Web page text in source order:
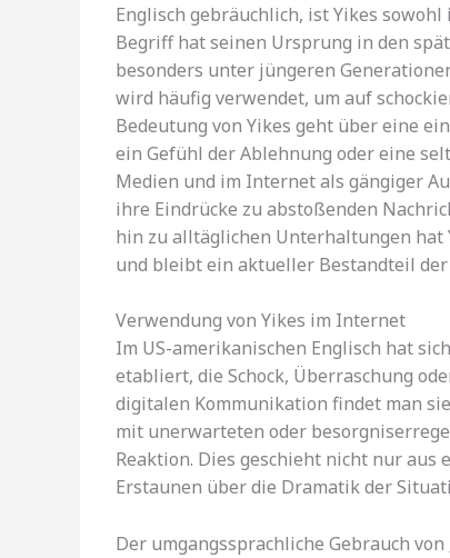
Englisch gebräuchlich, ist Yikes
Begriff hat seinen Ursprung in den
besonders unter jüngeren
wird häufig verwendet, um auf
Bedeutung von Yikes geht über eine
ein Gefühl der Ablehnung oder eine
Medien und im Internet als gängiger
ihre Eindrücke zu abstoßenden
hin zu alltäglichen Unterhaltungen hat
und bleibt ein aktueller Bestandteil
Verwendung von Yikes im Internet
Im US-amerikanischen Englisch hat
etabliert, die Schock, Überraschung
digitalen Kommunikation findet man
mit unerwarteten oder
Reaktion. Dies geschieht nicht nur aus
Erstaunen über die Dramatik der
Der umgangssprachliche Gebrauch